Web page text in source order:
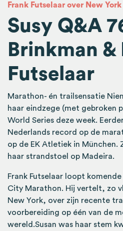
Frank Futselaar over New
Susy Q&A
Brinkman &
Futselaar
Marathon- én trailsensatie
haar eindzege (met gebroken
World Series deze week.
Nederlands record op de
op de EK Atletiek in München.
haar strandstoel op Madeira.
Frank Futselaar loopt
City Marathon. Hij vertelt, zo
New York, over zijn recente
voorbereiding op één van de
wereld.Susan was haar stem